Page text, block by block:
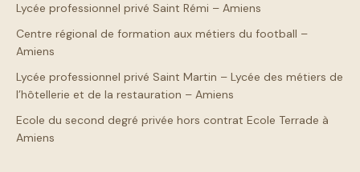
Lycée professionnel privé Saint Rémi – Amiens
Centre régional de formation aux métiers du football –
Amiens
Lycée professionnel privé Saint Martin – Lycée des métiers de
l’hôtellerie et de la restauration – Amiens
Ecole du second degré privée hors contrat Ecole Terrade à
Amiens